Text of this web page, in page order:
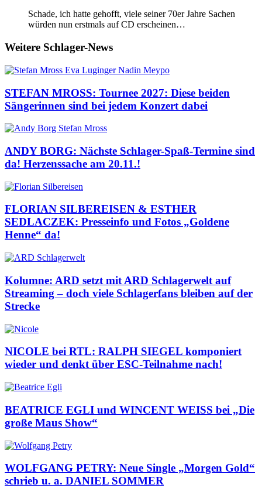
Schade, ich hatte gehofft, viele seiner 70er Jahre Sachen
würden nun erstmals auf CD erscheinen…
Weitere Schlager-News
STEFAN MROSS: Tournee 2027: Diese beiden
Sängerinnen sind bei jedem Konzert dabei
ANDY BORG: Nächste Schlager-Spaß-Termine sind
da! Herzenssache am 20.11.!
FLORIAN SILBEREISEN & ESTHER
SEDLACZEK: Presseinfo und Fotos „Goldene
Henne“ da!
Kolumne: ARD setzt mit ARD Schlagerwelt auf
Streaming – doch viele Schlagerfans bleiben auf der
Strecke
NICOLE bei RTL: RALPH SIEGEL komponiert
wieder und denkt über ESC-Teilnahme nach!
BEATRICE EGLI und WINCENT WEISS bei „Die
große Maus Show“
WOLFGANG PETRY: Neue Single „Morgen Gold“
schrieb u. a. DANIEL SOMMER